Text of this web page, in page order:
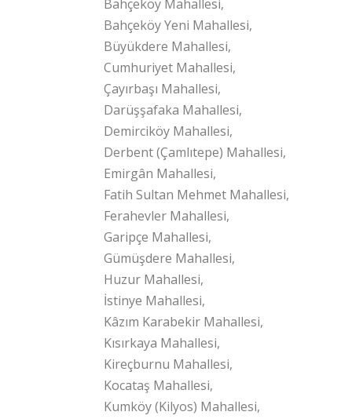
Bahçeköy Mahallesi,
Bahçeköy Yeni Mahallesi,
Büyükdere Mahallesi,
Cumhuriyet Mahallesi,
Çayırbaşı Mahallesi,
Darüşşafaka Mahallesi,
Demirciköy Mahallesi,
Derbent (Çamlıtepe) Mahallesi,
Emirgân Mahallesi,
Fatih Sultan Mehmet Mahallesi,
Ferahevler Mahallesi,
Garipçe Mahallesi,
Gümüşdere Mahallesi,
Huzur Mahallesi,
İstinye Mahallesi,
Kâzım Karabekir Mahallesi,
Kısırkaya Mahallesi,
Kireçburnu Mahallesi,
Kocataş Mahallesi,
Kumköy (Kilyos) Mahallesi,